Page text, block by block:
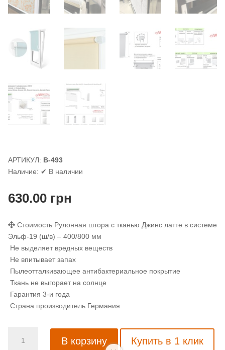
АРТИКУЛ: В-493
Наличие: ✔ В наличии
630.00грн
Стоимость Рулонная штора с тканью Джинс латте в системе
Эльф-19 (ш/в) – 400/800 мм
Не выделяет вредных веществ
Не впитывает запах
Пылеотталкивающее антибактериальное покрытие
Ткань не выгорает на солнце
Гарантия 3-и года
Страна производитель Германия
товара
В корзину Купить в 1 клик